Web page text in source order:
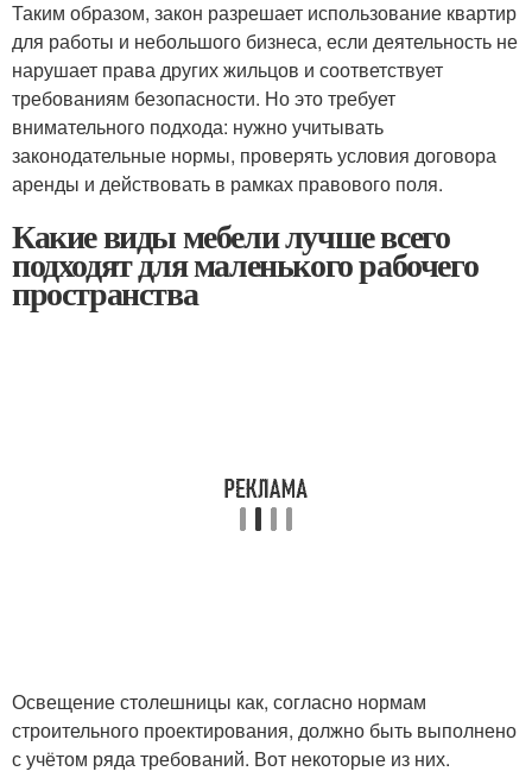
Таким образом, закон разрешает использование квартир
для работы и небольшого бизнеса, если деятельность не
нарушает права других жильцов и соответствует
требованиям безопасности. Но это требует
внимательного подхода: нужно учитывать
законодательные нормы, проверять условия договора
аренды и действовать в рамках правового поля.
Какие виды мебели лучше всего
подходят для маленького рабочего
пространства
Освещение столешницы как, согласно нормам
строительного проектирования, должно быть выполнено
с учётом ряда требований. Вот некоторые из них.